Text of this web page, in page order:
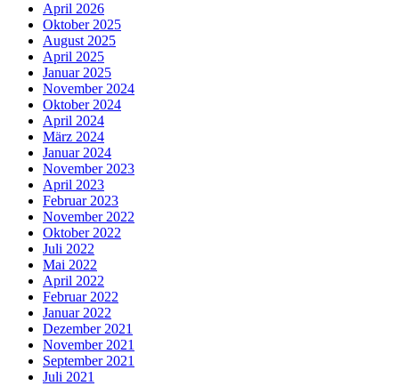
April 2026
Oktober 2025
August 2025
April 2025
Januar 2025
November 2024
Oktober 2024
April 2024
März 2024
Januar 2024
November 2023
April 2023
Februar 2023
November 2022
Oktober 2022
Juli 2022
Mai 2022
April 2022
Februar 2022
Januar 2022
Dezember 2021
November 2021
September 2021
Juli 2021